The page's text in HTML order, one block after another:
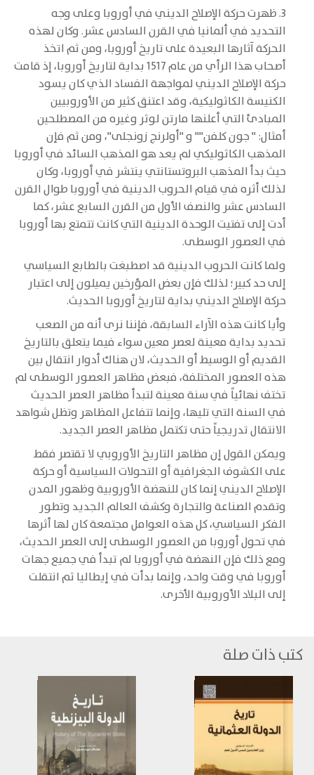
3. ظهرت حركة الإصلاح الديني في أوروبا وعلى وجه
التحديد في ألمانيا في القرن السادس عشر. وكان لهذه
الحركة آثارها البعيدة على تاريخ أوروبا، ومن ثم اتخذ
أصحاب هذا الرأي من عام 1517 بداية لتاريخ أوروبا، إذ قامت
حركة الإصلاح الديني لمواجهة الفساد الذي كان يسود
الكنيسة الكاثوليكية، وقد اعتنق كثير من الأوروبيين
المبادئ التي أعلنها مارتن لوثر وغيره من المصطلحين
أمثال: " جون كلفن"" و "أولرنج زونجلى"، ومن ثم فإن
المذهب الكاثوليكي لم يعد هو المذهب السائد في أوروبا
حيث بدأ المذهب البروتستانتي ينتشر في أوروبا، وكان
لذلك أثره في قيام الحروب الدينية في أوروبا طوال القرن
السادس عشر والنصف الأول من القرن السابع عشر، كما
أدت إلى تفتيت الوحدة الدينية التي كانت تتمتع بها أوروبا
في العصور الوسطى.
ولما كانت الحروب الدينية قد اصطبغت بالطابع السياسي
إلى حد كبير؛ لذلك فإن بعض المؤرخين يميلون إلى اعتبار
حركة الإصلاح الديني بداية لتاريخ أوروبا الحديث.
وأيا كانت هذه الآراء السابقة، فإننا نرى أنه من الصعب
تحديد بداية معينة لعصر معين سواء فيما يتعلق بالتاريخ
القديم أو الوسيط أو الحديث، لان هناك أدوار انتقال بين
هذه العصور المختلفة، فبعض مظاهر العصور الوسطى لم
تختف نهائياً في سنة معينة لتبدأ مظاهر العصر الحديث
في السنة التي تليها، وإنما تتفاعل المظاهر وتظل شواهد
الانتقال تدريجياً حتى تكتمل مظاهر العصر الجديد.
ويمكن القول إن مظاهر التاريخ الأوروبي لا تقتصر فقط
على الكشوف الجغرافية أو التحولات السياسية أو حركة
الإصلاح الديني إنما كان للنهضة الأوروبية وظهور المدن
وتقدم الصناعة والتجارة وكشف العالم الجديد وتطور
الفكر السياسي، كل هذه العوامل مجتمعة كان لها أثرها
في تحول أوروبا من العصور الوسطى إلى العصر الحديث،
ومع ذلك فإن النهضة في أوروبا لم تبدأ في جميع جهات
أوروبا في وقت واحد، وإنما بدأت في إيطاليا ثم انتقلت
إلى البلاد الأوروبية الأخرى.
كتب ذات صلة